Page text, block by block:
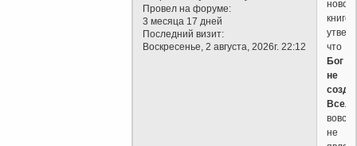
Провел на форуме:
3 месяца 17 дней
Последний визит:
Воскресенье, 2 августа, 2026г. 22:12
новой
книге
что
Бог
не
вовсе
не